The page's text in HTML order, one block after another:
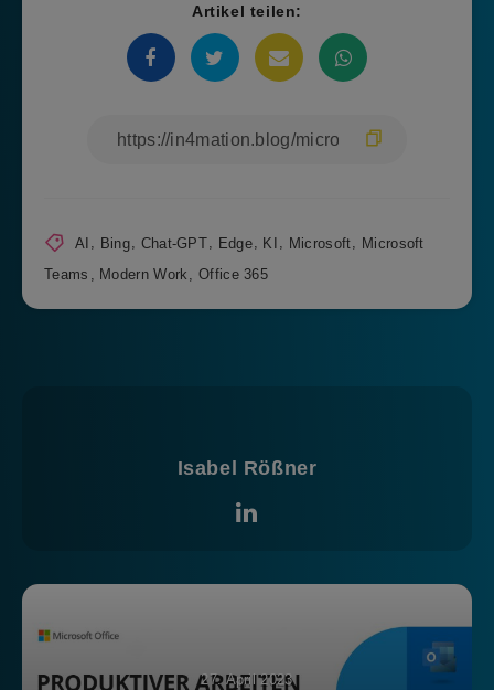
Artikel teilen:
AI , Bing, Chat-GPT, Edge, KI , Microsoft, Microsoft
Teams , Modern Work ,Office 365
Isabel Rößner
27. April 2023